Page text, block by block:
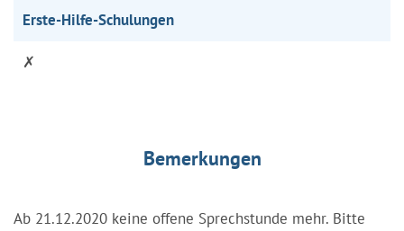
Erste-Hilfe-Schulungen
✗
Bemerkungen
Ab 21.12.2020 keine offene Sprechstunde mehr. Bitte